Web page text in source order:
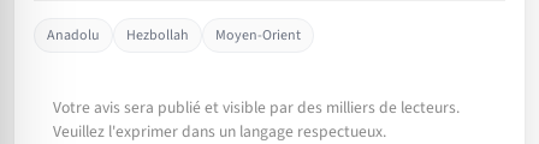
Anadolu Hezbollah Moyen-Orient
Votre avis sera publié et visible par des milliers de lecteurs.
Veuillez l'exprimer dans un langage respectueux.